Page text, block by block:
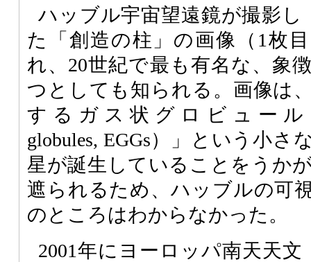
ハッブル宇宙望遠鏡が撮影し
た「創造の柱」の画像（1枚
れ、20世紀で最も有名な、象
つとしても知られる。画像は
するガス状グロビュール（
globules, EGGs）」という小さ
星が誕生していることをうか
遮られるため、ハッブルの可
のところはわからなかった。
2001年にヨーロッパ南天天文